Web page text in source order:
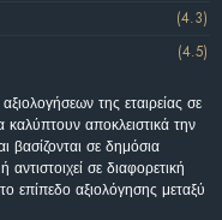
(4.3)
(4.5)
της εταιρείας σε
καλύπτουν αποκλειστικά την
σε δημόσια
σε διαφορετική
επίπεδο αξιολόγησης μεταξύ